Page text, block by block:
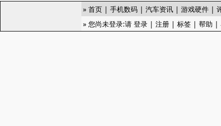
» 首页 | 手机数码 | 汽车资讯 | 游戏硬件 |
» 您尚未登录:请 登录 | 注册 | 标签 | 帮助 |